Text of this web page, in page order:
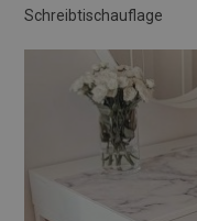
Schreibtischauflage